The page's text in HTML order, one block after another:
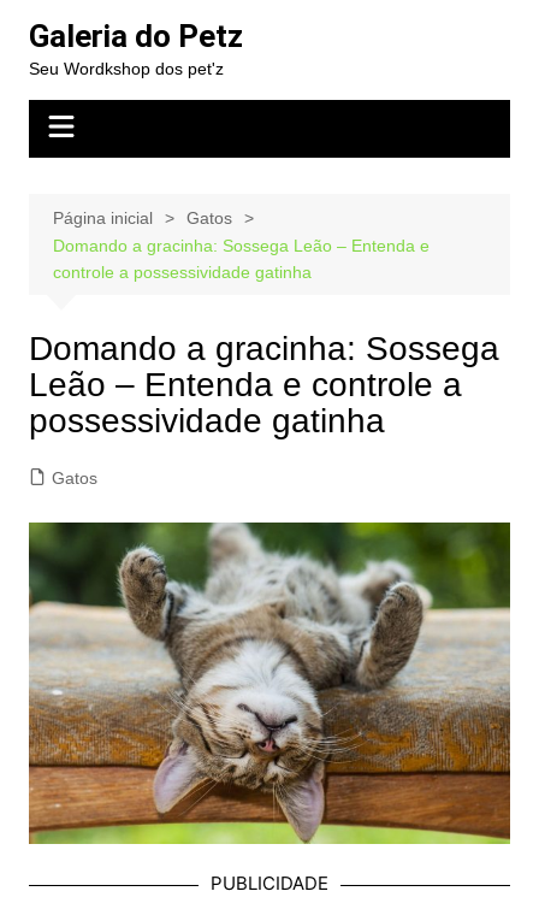
para
conteúdo
Galeria do Petz
Seu Wordkshop dos pet'z
Página inicial
Gatos
Domando a gracinha: Sossega Leão – Entenda e
controle a possessividade gatinha
Domando a gracinha: Sossega
Leão – Entenda e controle a
possessividade gatinha
Gatos
PUBLICIDADE